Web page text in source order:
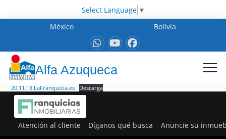
Select Language ▼
México
Bolivia
Alfa Azuqueca
20.11.18 LaFranquicia.es Descarga
Atención al cliente Díganos qué busca Anuncie su